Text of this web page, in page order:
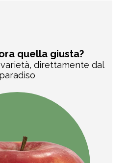
quella giusta?
direttamente dal
paradiso